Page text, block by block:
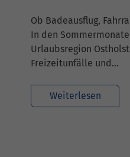
Ob Badeausflug,
In den
Urlaubsregion
Freizeitunfälle und…
Weiterlesen